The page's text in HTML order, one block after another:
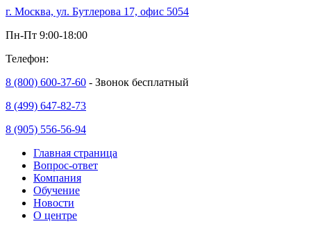
г. Москва, ул. Бутлерова 17, офис 5054
Пн-Пт 9:00-18:00
Телефон:
8 (800) 600-37-60 - Звонок бесплатный
8 (499) 647-82-73
8 (905) 556-56-94
Главная страница
Вопрос-ответ
Компания
Обучение
Новости
О центре